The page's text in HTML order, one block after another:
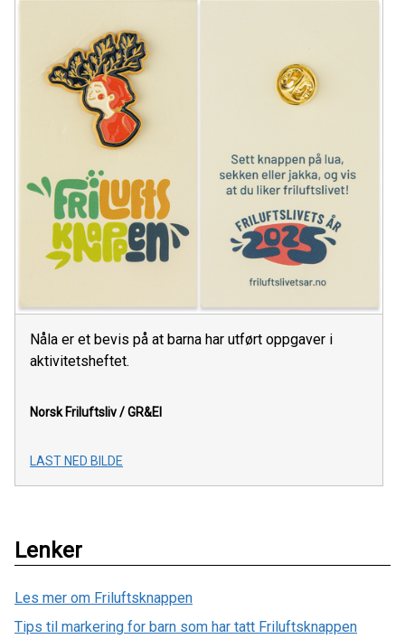
Nåla er et bevis på at barna har utført oppgaver i
aktivitetsheftet.
Norsk Friluftsliv / GR&EI
LAST NED BILDE
Lenker
Les mer om Friluftsknappen
Tips til markering for barn som har tatt Friluftsknappen